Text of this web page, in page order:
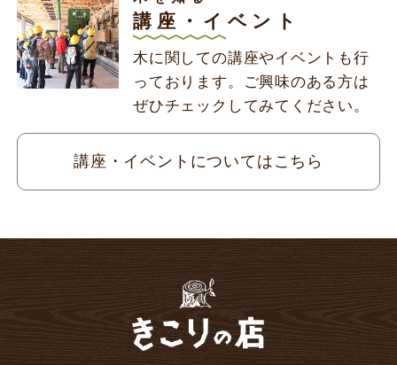
講座・イベント
木に関しての講座やイベントも行
っております。ご興味のある方は
ぜひチェックしてみてください。
講座・イベントについては こちら